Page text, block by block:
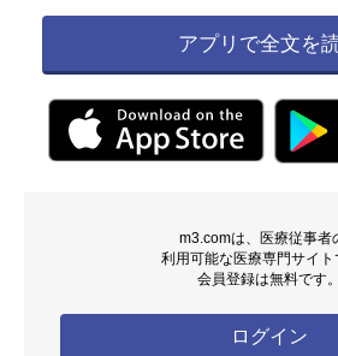
アプリで全文を
m3.comは、医療従事者
利用可能な医療専門サイト
会員登録は無料です。
ログイン